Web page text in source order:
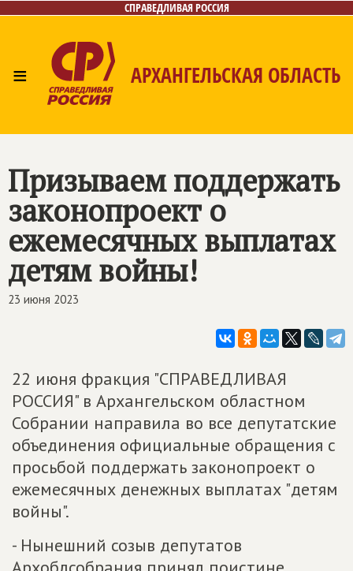
СПРАВЕДЛИВАЯ РОССИЯ
≡ АРХАНГЕЛЬСКАЯ ОБЛАСТЬ
Призываем поддержать
законопроект о
ежемесячных выплатах
детям войны!
23 июня 2023
22 июня фракция "СПРАВЕДЛИВАЯ
РОССИЯ" в Архангельском областном
Собрании направила во все депутатские
объединения официальные обращения с
просьбой поддержать законопроект о
ежемесячных денежных выплатах "детям
войны".
- Нынешний созыв депутатов